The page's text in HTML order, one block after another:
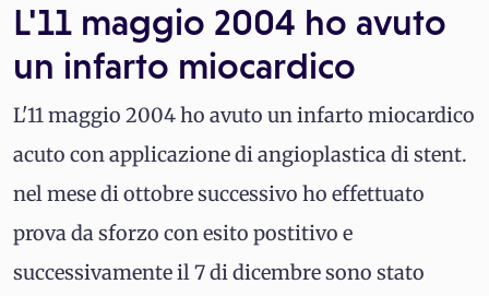
L'11 maggio 2004 ho avuto
un infarto miocardico
L'11 maggio 2004 ho avuto un infarto miocardico
acuto con applicazione di angioplastica di stent.
nel mese di ottobre successivo ho effettuato
prova da sforzo con esito postitivo e
successivamente il 7 di dicembre sono stato